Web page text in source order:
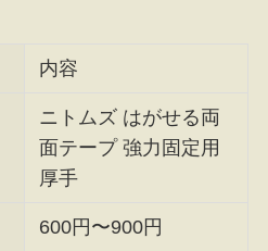
内容
ニトムズ はがせる両
面テープ 強力固定用
厚手
600円〜900円